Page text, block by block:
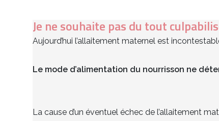
Je ne souhaite pas du tout
Aujourd’hui l’allaitement maternel est
Le mode d’alimentation du nourrisson ne
La cause d’un éventuel échec de l’allaitement